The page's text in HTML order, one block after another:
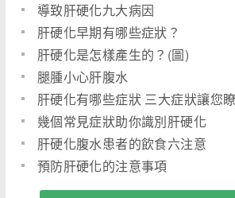
導致肝硬化九大病因
肝硬化早期有哪些症狀？
肝硬化是怎樣產生的？(圖)
腿腫小心肝腹水
肝硬化有哪些症狀 三大症狀讓您
幾個常見症狀助你識別肝硬化
肝硬化腹水患者的飲食六注意
預防肝硬化的注意事項